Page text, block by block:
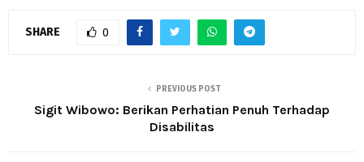
SHARE 0
PREVIOUS POST
Sigit Wibowo: Berikan Perhatian Penuh Terhadap
Disabilitas